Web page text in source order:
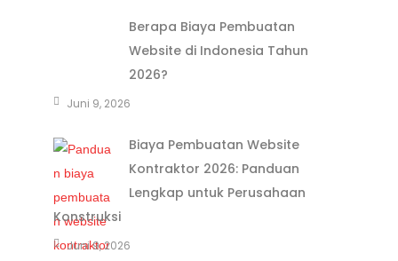
Berapa Biaya Pembuatan
Website di Indonesia Tahun
2026?
Juni 9, 2026
Biaya Pembuatan Website
Kontraktor 2026: Panduan
Lengkap untuk Perusahaan
Konstruksi
Juni 9, 2026